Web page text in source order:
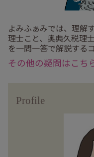
よみふぁみでは、理解
理士こと、奥典久税理
を一問一答で解説する
その他の疑問はこち
Profile